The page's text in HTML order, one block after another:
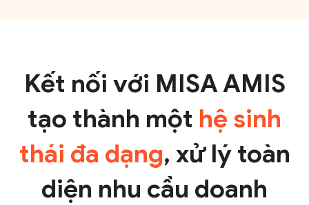
Kết nối với MISA AMIS
tạo thành một hệ sinh
thái đa dạng, xử lý toàn
diện nhu cầu doanh